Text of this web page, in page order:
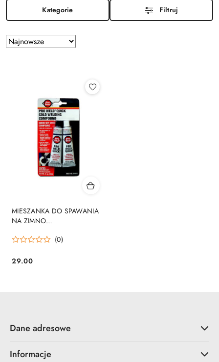
Kategorie Filtruj
Zastosowano
sortowanie:
Sortuj
według
MIESZANKA DO SPAWANIA
NA ZIMNO
(0)
Cena:
29.00
Dane adresowe
Informacje